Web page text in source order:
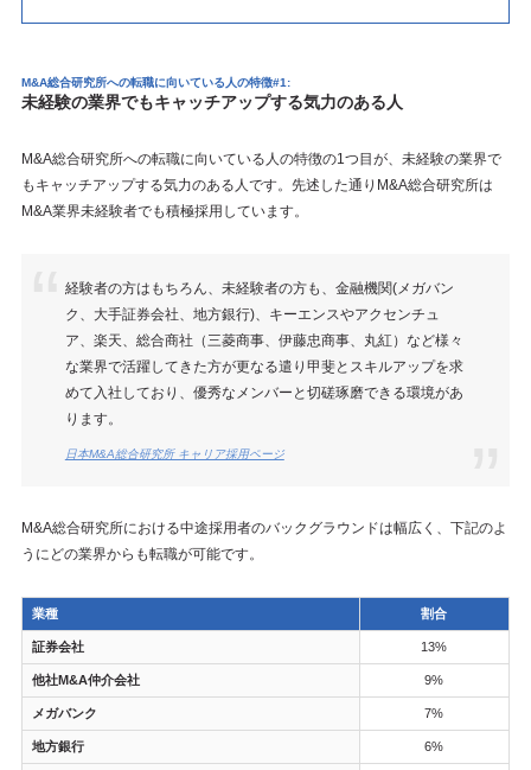
M&A総合研究所への転職に向いている人の特徴#1:
未経験の業界でもキャッチアップする気力のある人
M&A総合研究所への転職に向いている人の特徴の1つ目が、未経験の業界で
もキャッチアップする気力のある人です。先述した通りM&A総合研究所は
M&A業界未経験者でも積極採用しています。
経験者の方はもちろん、未経験者の方も、金融機関(メガバン
ク、大手証券会社、地方銀行)、キーエンスやアクセンチュ
ア、楽天、総合商社（三菱商事、伊藤忠商事、丸紅）など様々
な業界で活躍してきた方が更なる遣り甲斐とスキルアップを求
めて入社しており、優秀なメンバーと切磋琢磨できる環境があ
ります。
日本M&A総合研究所 キャリア採用ページ
M&A総合研究所における中途採用者のバックグラウンドは幅広く、下記のよ
うにどの業界からも転職が可能です。
業種 割合
証券会社 13%
他社M&A仲介会社 9%
メガバンク 7%
地方銀行 6%